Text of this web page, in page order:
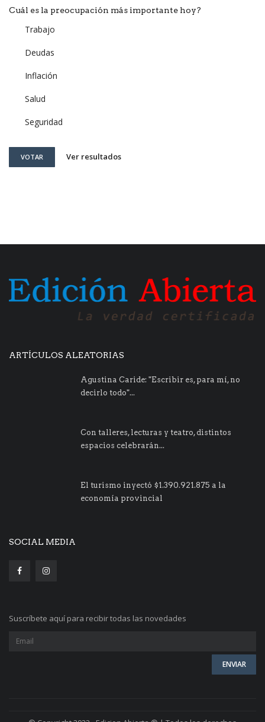
Cuál es la preocupación más importante hoy?
Trabajo
Deudas
Inflación
Salud
Seguridad
VOTAR Ver resultados
ARTÍCULOS ALEATORIAS
Agustina Caride: "Escribir es, para mí, no
decirlo todo"...
Con talleres, lecturas y teatro, distintos
espacios celebrarán...
El turismo inyectó $1.390.921.875 a la
economía provincial
SOCIAL MEDIA
Suscríbete aquí para recibir todas las novedades